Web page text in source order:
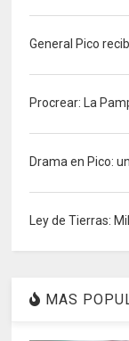
General Pico
Procrear: La
Drama en Pico:
Ley de Tierras:
MAS